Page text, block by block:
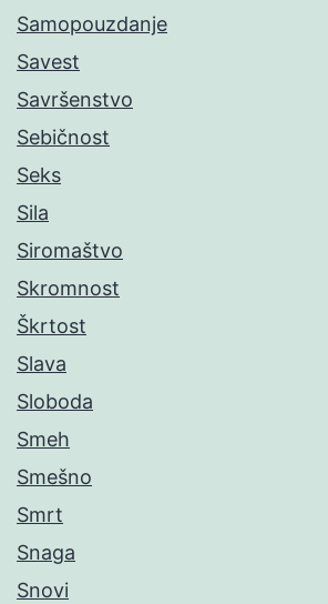
Samopouzdanje
Savest
Savršenstvo
Sebičnost
Seks
Sila
Siromaštvo
Skromnost
Škrtost
Slava
Sloboda
Smeh
Smešno
Smrt
Snaga
Snovi